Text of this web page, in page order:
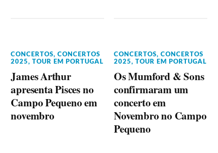
CONCERTOS,CONCERTOS
2025,TOUR EM PORTUGAL
James Arthur
apresenta Pisces no
Campo Pequeno em
novembro
CONCERTOS,CONCERTOS
2025,TOUR EM PORTUGAL
Os Mumford & Sons
confirmaram um
concerto em
Novembro no Campo
Pequeno